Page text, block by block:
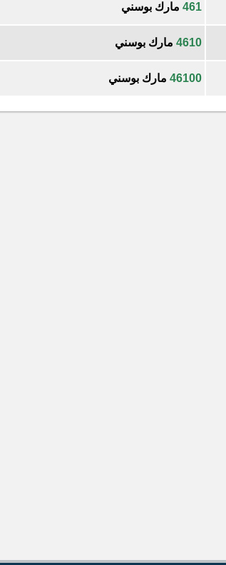
461 مارك بوسني
4610 مارك بوسني
46100 مارك بوسني